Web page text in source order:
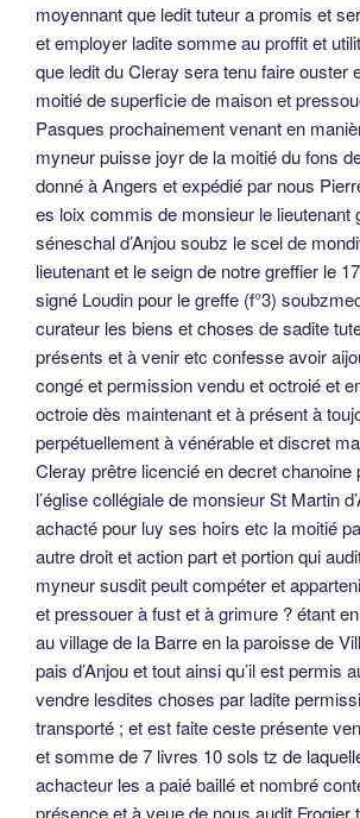
moyennant que ledit tuteur a promis et
et employer ladite somme au proffit et
que ledit du Cleray sera tenu faire ouster
moitié de superficie de maison et
Pasques prochainement venant en
myneur puisse joyr de la moitié du fons
donné à Angers et expédié par nous
es loix commis de monsieur le lieutenant
séneschal d’Anjou soubz le scel de
lieutenant et le seign de notre greffier le
signé Loudin pour le greffe (f°3)
curateur les biens et choses de sadite
présents et à venir etc confesse avoir
congé et permission vendu et octroié et
octroie dès maintenant et à présent à
perpétuellement à vénérable et discret
Cleray prêtre licencié en decret chanoine
l’église collégiale de monsieur St Martin
achacté pour luy ses hoirs etc la moitié
autre droit et action part et portion qui
myneur susdit peult compéter et
et pressouer à fust et à grimure ? étant
au village de la Barre en la paroisse de
pais d’Anjou et tout ainsi qu’il est permis
vendre lesdites choses par ladite
transporté ; et est faite ceste présente
et somme de 7 livres 10 sols tz de
achacteur les a paié baillé et nombré
présence et à veue de nous audit Frogier